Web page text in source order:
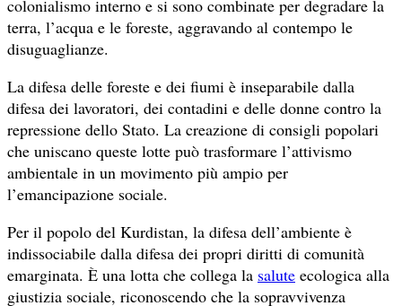
colonialismo interno e si sono combinate per degradare la
terra, l’acqua e le foreste, aggravando al contempo le
disuguaglianze.
La difesa delle foreste e dei fiumi è inseparabile dalla
difesa dei lavoratori, dei contadini e delle donne contro la
repressione dello Stato. La creazione di consigli popolari
che uniscano queste lotte può trasformare l’attivismo
ambientale in un movimento più ampio per
l’emancipazione sociale.
Per il popolo del Kurdistan, la difesa dell’ambiente è
indissociabile dalla difesa dei propri diritti di comunità
emarginata. È una lotta che collega la salute ecologica alla
giustizia sociale, riconoscendo che la sopravvivenza